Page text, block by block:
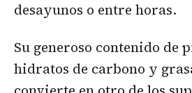
desayunos o entre horas.
Su generoso contenido de
hidratos de carbono y